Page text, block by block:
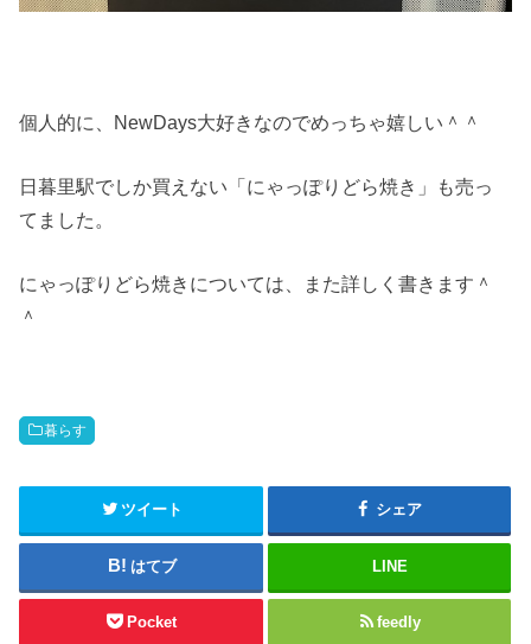
個人的に、NewDays大好きなのでめっちゃ嬉しい＾＾
日暮里駅でしか買えない「にゃっぽりどら焼き」も売っ
てました。
にゃっぽりどら焼きについては、また詳しく書きます＾
＾
暮らす
ツイート シェア
はてブ LINE
Pocket feedly